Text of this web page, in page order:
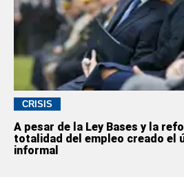
CRISIS
A pesar de la Ley Bases y la
totalidad del empleo creado el
informal